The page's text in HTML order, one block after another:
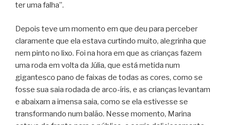
ter uma falha”.
Depois teve um momento em que deu para perceber
claramente que ela estava curtindo muito, alegrinha que
nem pinto no lixo. Foi na hora em que as crianças fazem
uma roda em volta da Júlia, que está metida num
gigantesco pano de faixas de todas as cores, como se
fosse sua saia rodada de arco-íris, e as crianças levantam
e abaixam a imensa saia, como se ela estivesse se
transformando num balão. Nesse momento, Marina